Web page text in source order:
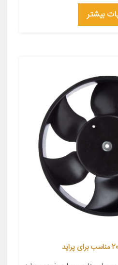
بیشتر